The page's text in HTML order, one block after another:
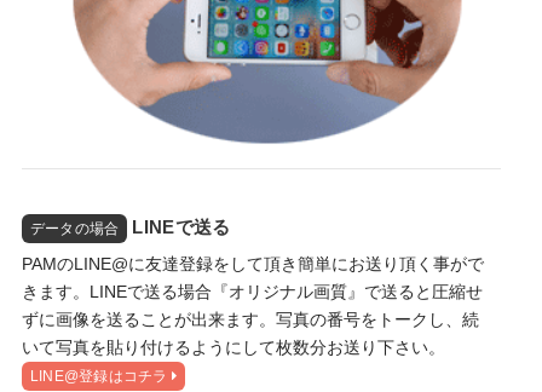
データの場合 LINEで送る
PAMのLINE@に友達登録をして頂き簡単にお送り頂く事がで
きます。LINEで送る場合『オリジナル画質』で送ると圧縮せ
ずに画像を送ることが出来ます。写真の番号をトークし、続
いて写真を貼り付けるようにして枚数分お送り下さい。
LINE@登録はコチラ